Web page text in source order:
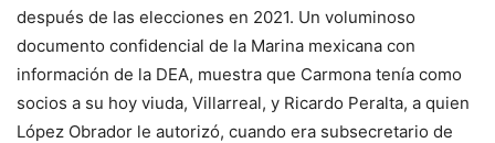
después de las elecciones en 2021. Un voluminoso
documento confidencial de la Marina mexicana con
información de la DEA, muestra que Carmona tenía como
socios a su hoy viuda, Villarreal, y Ricardo Peralta, a quien
López Obrador le autorizó, cuando era subsecretario de